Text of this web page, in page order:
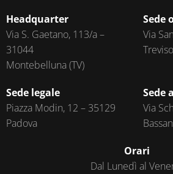
Headquarter
Via S. Gaetano, 113/a –
31044
Montebelluna (TV)
Sede
Via
Treviso
Sede legale
Piazza Modin, 12 – 35129
Padova
Sede
Via
Orari
Dal Lunedì al